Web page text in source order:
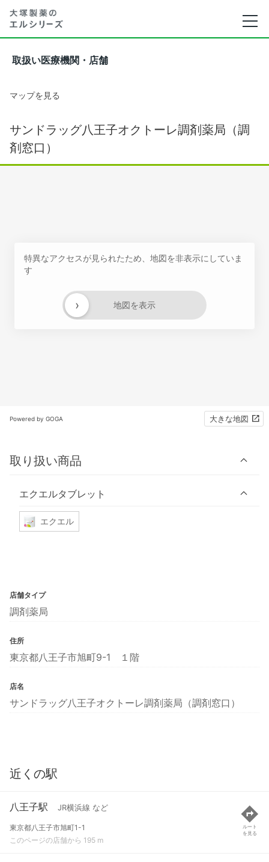
取扱い医療機関・店舗
マップを見る
サンドラッグ八王子オクトーレ調剤薬局（調
剤窓口）
特異なアクセスが見られたため、地図を非表示にしていま
す
地図を表示
›
Powered by GOGA 大きな地図
取り扱い商品
エクエルタブレット
エクエル
店舗タイプ
調剤薬局
住所
東京都八王子市旭町9-1 １階
店名
サンドラッグ八王子オクトーレ調剤薬局（調剤窓口）
近くの駅
八王子駅 JR横浜線 など
東京都八王子市旭町1-1
このページの店舗から 195 m
ルート
を見る